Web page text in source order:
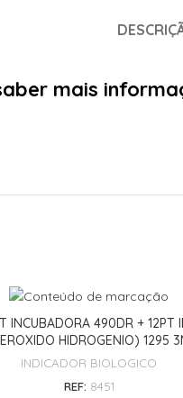
mais
INCUBADORA 490DR + 12PT
HIDROGENIO) 1295
INDICADOR BIOLOGICO
REF: 8451